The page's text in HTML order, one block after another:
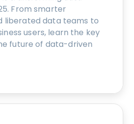
From smarter
liberated data teams to
users, learn the key
future of data-driven